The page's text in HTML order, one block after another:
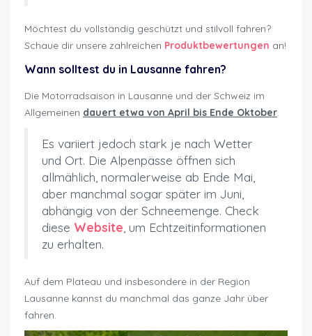
Möchtest du vollständig geschützt und stilvoll fahren?
Schaue dir unsere zahlreichen Produktbewertungen an!
Wann solltest du in Lausanne fahren?
Die Motorradsaison in Lausanne und der Schweiz im
Allgemeinen dauert etwa von April bis Ende Oktober.
Es variiert jedoch stark je nach Wetter
und Ort. Die Alpenpässe öffnen sich
allmählich, normalerweise ab Ende Mai,
aber manchmal sogar später im Juni,
abhängig von der Schneemenge. Check
diese Website , um Echtzeitinformationen
zu erhalten.
Auf dem Plateau und insbesondere in der Region
Lausanne kannst du manchmal das ganze Jahr über
fahren.